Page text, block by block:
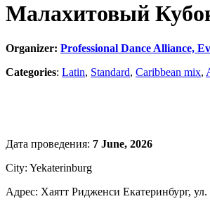
Малахитовый
Organizer: Professional Dance Alliance,
Categories: Latin, Standard, Caribbean mix,
Дата проведения: 7 June, 2026
City: Yekaterinburg
Адрес: Хаятт Ридженси Екатеринбург,